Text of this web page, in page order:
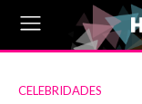
CELEBRIDADES